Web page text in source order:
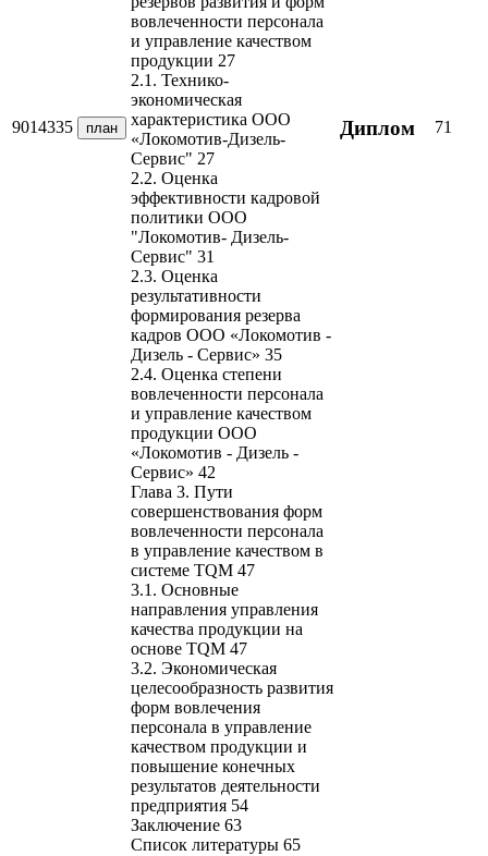
9014335 план
вовлеченности персонала
и управление качеством
продукции 27
2.1. Технико-
экономическая
характеристика ООО
«Локомотив-Дизель-
Сервис" 27
2.2. Оценка
эффективности кадровой
политики ООО
"Локомотив- Дизель-
Сервис" 31
2.3. Оценка
результативности
формирования резерва
кадров ООО «Локомотив -
Дизель - Сервис» 35
2.4. Оценка степени
вовлеченности персонала
и управление качеством
продукции ООО
«Локомотив - Дизель -
Сервис» 42
Глава 3. Пути
совершенствования форм
вовлеченности персонала
в управление качеством в
системе TQM 47
3.1. Основные
направления управления
качества продукции на
основе TQM 47
3.2. Экономическая
целесообразность развития
форм вовлечения
персонала в управление
качеством продукции и
повышение конечных
результатов деятельности
предприятия 54
Заключение 63
Список литературы 65
Диплом 71